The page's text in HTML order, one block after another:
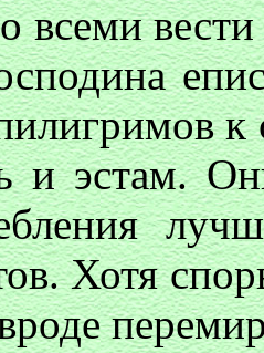
всеми
и эстам.
Хотя